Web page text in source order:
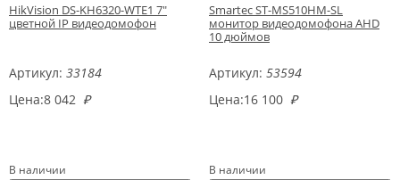
HikVision DS-KH6320-WTE1 7"
цветной IP видеодомофон
Артикул: 33184
Цена:8 042 ₽
В наличии
Smartec ST-MS510HM-SL
монитор видеодомофона AHD
10 дюймов
Артикул: 53594
Цена:16 100 ₽
В наличии